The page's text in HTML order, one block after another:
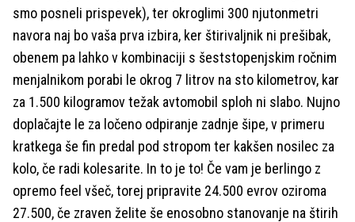
smo posneli prispevek), ter okroglimi 300 njutonmetri
navora naj bo vaša prva izbira, ker štirivaljnik ni prešibak,
obenem pa lahko v kombinaciji s šeststopenjskim ročnim
menjalnikom porabi le okrog 7 litrov na sto kilometrov, kar
za 1.500 kilogramov težak avtomobil sploh ni slabo. Nujno
doplačajte le za ločeno odpiranje zadnje šipe, v primeru
kratkega še fin predal pod stropom ter kakšen nosilec za
kolo, če radi kolesarite. In to je to! Če vam je berlingo z
opremo feel všeč, torej pripravite 24.500 evrov oziroma
27.500, če zraven želite še enosobno stanovanje na štirih